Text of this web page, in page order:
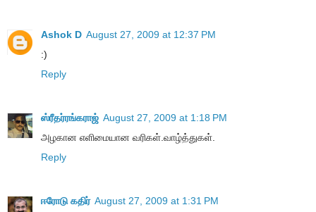
Ashok D August 27, 2009 at 12:37 PM
:)
Reply
ஸ்ரீதர்ரங்கராஜ் August 27, 2009 at 1:18 PM
அழகான எளிமையான வரிகள்.வாழ்த்துகள்.
Reply
ஈரோடு கதிர் August 27, 2009 at 1:31 PM